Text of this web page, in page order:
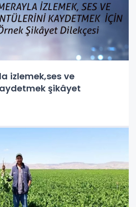
izlemek,ses ve
şikâyet